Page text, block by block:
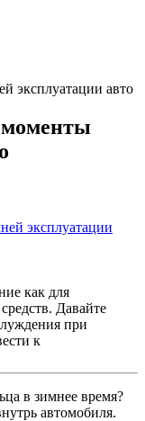
эксплуатации авто
как для
Давайте
при
к
в зимнее время?
автомобиля.